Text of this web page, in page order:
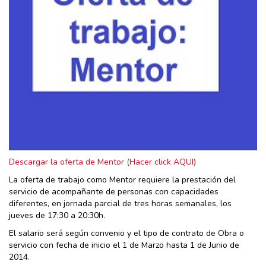
Descargar la oferta de Mentor (Hacer click AQUI)
La oferta de trabajo como Mentor requiere la prestación del
servicio de acompañante de personas con capacidades
diferentes, en jornada parcial de tres horas semanales, los
jueves de 17:30 a 20:30h.
El salario será según convenio y el tipo de contrato de Obra o
servicio con fecha de inicio el 1 de Marzo hasta 1 de Junio de
2014.